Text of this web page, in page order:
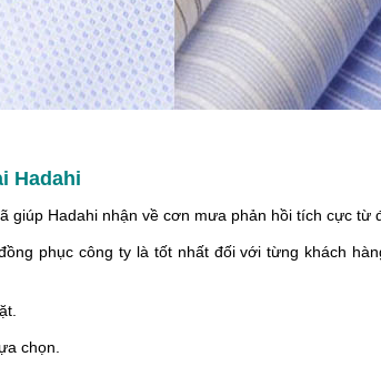
Hadahi
giúp Hadahi nhận về cơn mưa phản hồi tích cực từ
phục công ty là tốt nhất đối với từng khách
chọn.